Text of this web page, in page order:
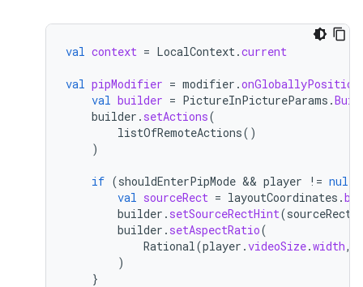
val context = LocalContext.current
val pipModifier = modifier .
val builder = PictureInPictureParams .
builder . setActions(
listOfRemoteActions()
)
if (shouldEnterPipMode && player != null
val sourceRect = layoutCoordinates .
builder . setSourceRectHint(sourceRect
builder . setAspectRatio(
Rational(player .videoSize.width,
)
}